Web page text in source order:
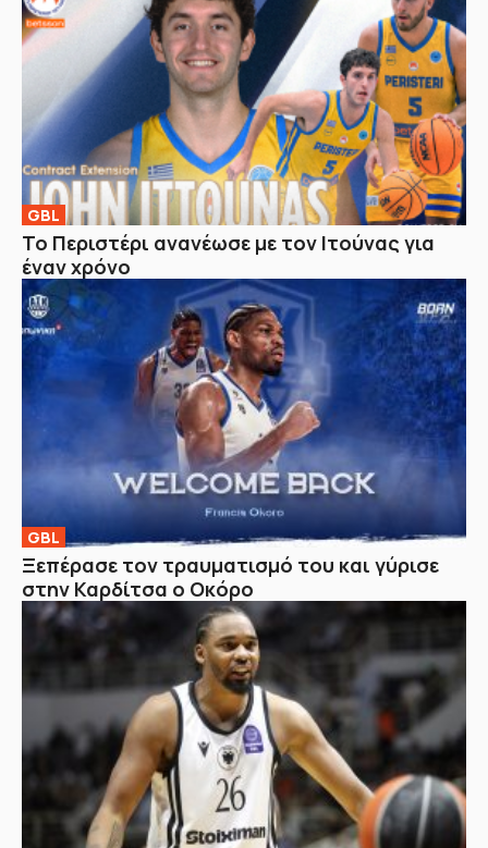
GBL
Το Περιστέρι ανανέωσε με τον Ιτούνας για
έναν χρόνο
GBL
Ξεπέρασε τον τραυματισμό του και γύρισε
στην Καρδίτσα ο Οκόρο